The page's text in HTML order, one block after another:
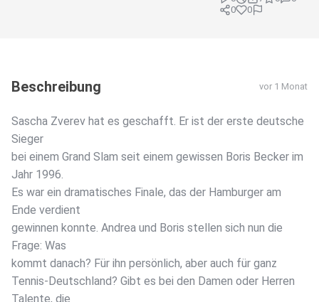
0
0
Beschreibung vor 1 Monat
Sascha Zverev hat es geschafft. Er ist der erste deutsche
Sieger
bei einem Grand Slam seit einem gewissen Boris Becker im
Jahr 1996.
Es war ein dramatisches Finale, das der Hamburger am
Ende verdient
gewinnen konnte. Andrea und Boris stellen sich nun die
Frage: Was
kommt danach? Für ihn persönlich, aber auch für ganz
Tennis-Deutschland? Gibt es bei den Damen oder Herren
Talente, die